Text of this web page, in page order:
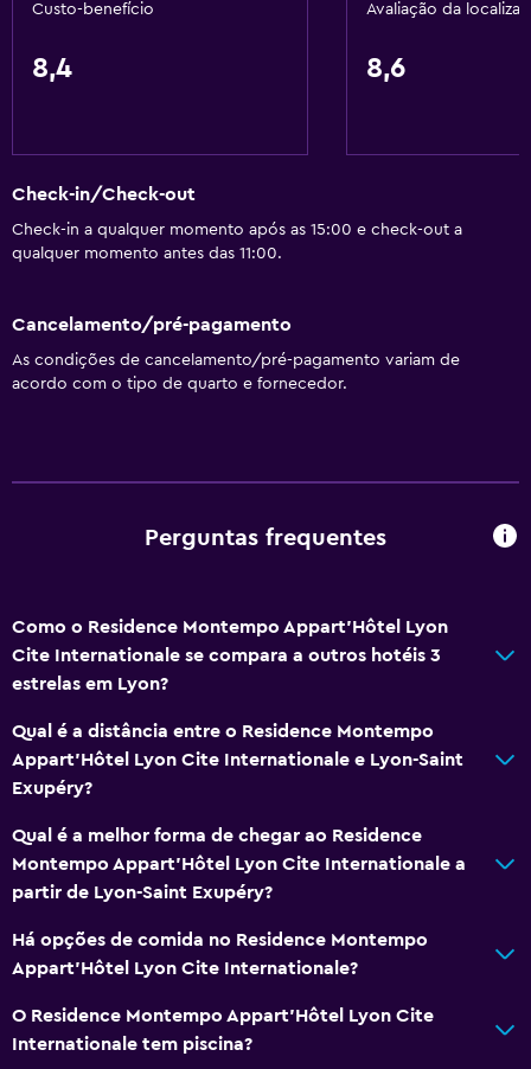
Internet
Aquecimento
Acessibilidade e adequação
Acessível
Serviços e conveniências
Business center
Cofre
Instalações para reuniões
Serviço de quarto
Check-out expresso
Recepção 24 horas
Banheiro
Chuveiro
Secador de cabelo
Custo-benefício
8,4
Avaliação da
8,6
Check-in/Check-out
Check-in a qualquer momento após as 15:00 e check-out a
qualquer momento antes das 11:00.
Cancelamento/pré-pagamento
As condições de cancelamento/pré-pagamento variam de
acordo com o tipo de quarto e fornecedor.
Perguntas frequentes
Como o Residence Montempo Appart'Hôtel Lyon
Cite Internationale se compara a outros hotéis 3
estrelas em Lyon?
Qual é a distância entre o Residence Montempo
Appart'Hôtel Lyon Cite Internationale e Lyon-Saint
Exupéry?
Qual é a melhor forma de chegar ao Residence
Montempo Appart'Hôtel Lyon Cite Internationale a
partir de Lyon-Saint Exupéry?
Há opções de comida no Residence Montempo
Appart'Hôtel Lyon Cite Internationale?
O Residence Montempo Appart'Hôtel Lyon Cite
Internationale tem piscina?